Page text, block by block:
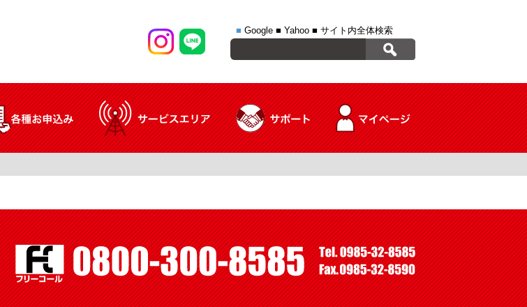
■ Google ■ Yahoo ■ サイト内全体検索